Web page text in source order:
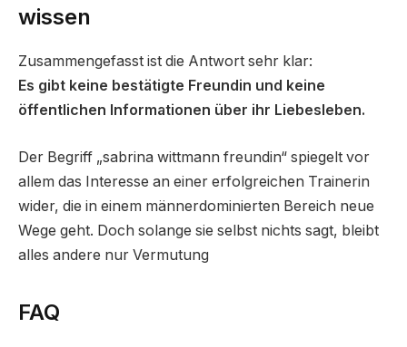
wissen
Zusammengefasst ist die Antwort sehr klar:
Es gibt keine bestätigte Freundin und keine
öffentlichen Informationen über ihr Liebesleben.
Der Begriff „sabrina wittmann freundin“ spiegelt vor
allem das Interesse an einer erfolgreichen Trainerin
wider, die in einem männerdominierten Bereich neue
Wege geht. Doch solange sie selbst nichts sagt, bleibt
alles andere nur Vermutung
FAQ